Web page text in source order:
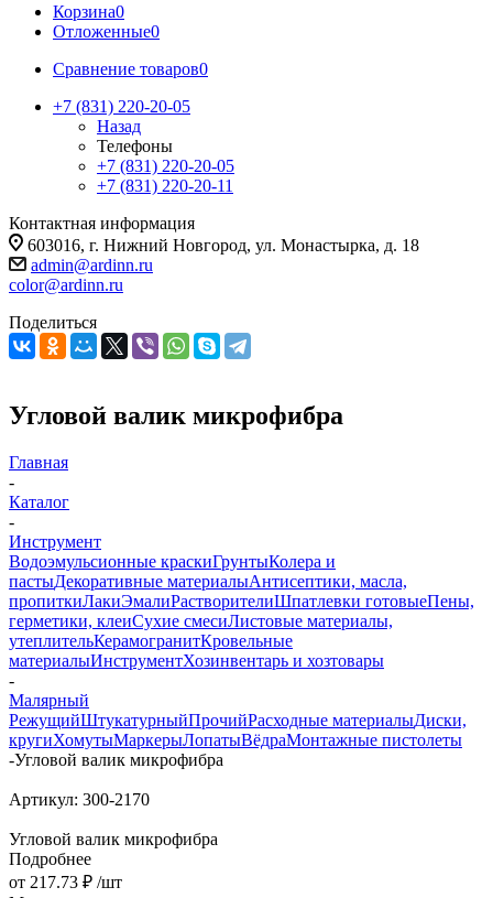
Корзина0
Отложенные0
Сравнение товаров0
+7 (831) 220-20-05
Назад
Телефоны
+7 (831) 220-20-05
+7 (831) 220-20-11
Контактная информация
603016, г. Нижний Новгород, ул. Монастырка, д. 18
admin@ardinn.ru
color@ardinn.ru
Поделиться
Угловой валик микрофибра
Главная
-
Каталог
-
Инструмент
Водоэмульсионные краскиГрунтыКолера и
пастыДекоративные материалыАнтисептики, масла,
пропиткиЛакиЭмалиРастворителиШпатлевки готовыеПены,
герметики, клеиСухие смесиЛистовые материалы,
утеплительКерамогранитКровельные
материалыИнструментХозинвентарь и хозтовары
-
Малярный
РежущийШтукатурныйПрочийРасходные материалыДиски,
кругиХомутыМаркерыЛопатыВёдраМонтажные пистолеты
-Угловой валик микрофибра
Артикул: 300-2170
Угловой валик микрофибра
Подробнее
от 217.73 ₽ /шт